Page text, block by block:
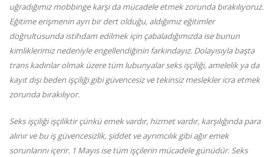
uğradığımız mobbinge karşı da mücadele etmek zorunda bırakılıyoruz.
Eğitime erişmenin ayrı bir dert olduğu, aldığımız eğitimler
doğrultusunda istihdam edilmek için çabaladığımızda ise bunun
kimliklerimiz nedeniyle engellendiğinin farkındayız. Dolayısıyla başta
trans kadınlar olmak üzere tüm lubunyalar seks işçiliği, amelelik ya da
kayıt dışı beden işçiliği gibi güvencesiz ve tekinsiz meslekler icra etmek
zorunda bırakılıyor.
Seks işçiliği işçiliktir çünkü emek vardır, hizmet vardır, karşılığında para
alınır ve bu iş güvencesizlik, şiddet ve ayrımcılık gibi ağır emek
sorunlarını içerir. 1 Mayıs ise tüm işçilerin mücadele günüdür. Seks